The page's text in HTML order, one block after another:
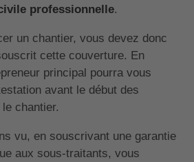
professionnelle.
un chantier, vous devez donc
cette couverture. En
principal pourra vous
avant le début des
chantier.
vu, en souscrivant une garantie
aux sous-traitants, vous